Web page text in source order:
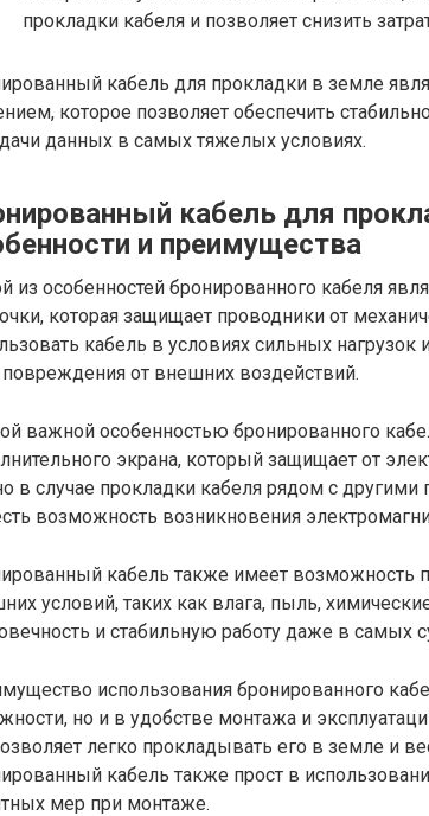
прокладки кабеля и позволяет снизить
кабель для прокладки в земле
которое позволяет обеспечить
данных в самых тяжелых условиях.
кабель для
и преимущества
из особенностей бронированного кабеля
которая защищает проводники от
кабель в условиях сильных нагрузок
от внешних воздействий.
важной особенностью бронированного
экрана, который защищает от
в случае прокладки кабеля рядом с
возможность возникновения
кабель также имеет возможность
условий, таких как влага, пыль,
и стабильную работу даже в самых
использования бронированного
но и в удобстве монтажа и
легко прокладывать его в земле и
кабель также прост в
мер при монтаже.